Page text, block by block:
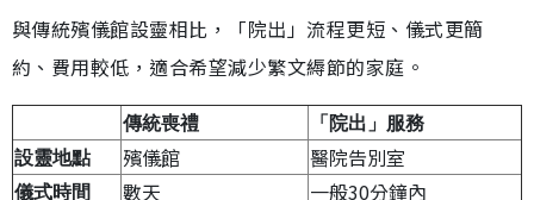
與傳統殯儀館設靈相比，「院出」流程更短、儀式更簡
約、費用較低，適合希望減少繁文縟節的家庭。
傳統喪禮
「院出」服務
設靈地點
殯儀館 醫院告別室
儀式時間 數天 一般30分鐘內